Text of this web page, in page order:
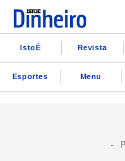
IstoÉ Revista
Esportes Menu